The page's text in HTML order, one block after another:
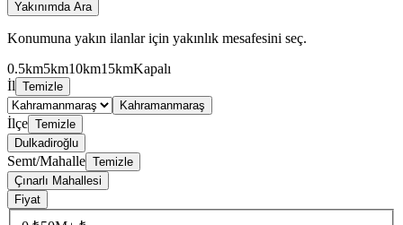
Yakınımda Ara
Konumuna yakın ilanlar için yakınlık mesafesini seç.
0.5km5km10km15kmKapalı
İl Temizle
Kahramanmaraş
İlçe Temizle
Dulkadiroğlu
Semt/Mahalle Temizle
Çınarlı Mahallesi
Fiyat